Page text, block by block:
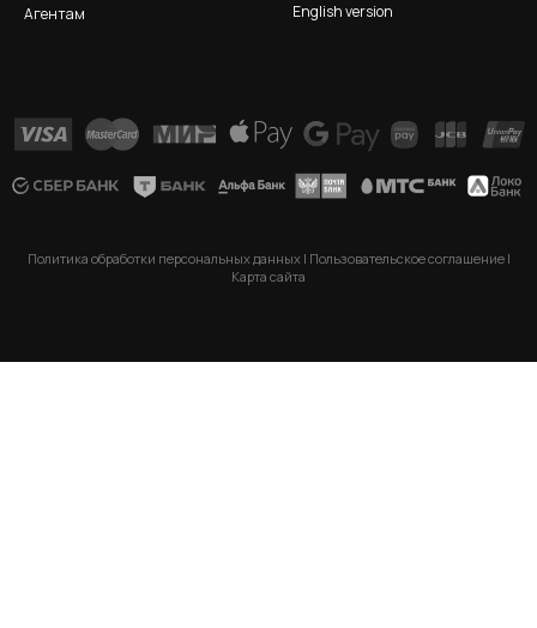
Агентам
English version
Политика обработки персональных данных| Пользовательское соглашение|
Карта сайта